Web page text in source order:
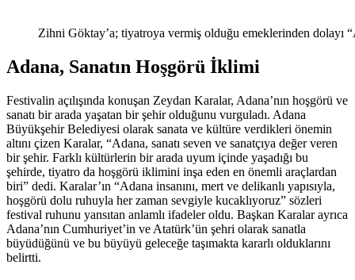
Zihni Göktay’a; tiyatroya vermiş olduğu emeklerinden dolayı
Adana, Sanatın Hoşgörü İklimi
Festivalin açılışında konuşan Zeydan Karalar, Adana’nın hoşgörü ve
sanatı bir arada yaşatan bir şehir olduğunu vurguladı. Adana
Büyükşehir Belediyesi olarak sanata ve kültüre verdikleri önemin
altını çizen Karalar, “Adana, sanatı seven ve sanatçıya değer veren
bir şehir. Farklı kültürlerin bir arada uyum içinde yaşadığı bu
şehirde, tiyatro da hoşgörü iklimini inşa eden en önemli araçlardan
biri” dedi. Karalar’ın “Adana insanını, mert ve delikanlı yapısıyla,
hoşgörü dolu ruhuyla her zaman sevgiyle kucaklıyoruz” sözleri
festival ruhunu yansıtan anlamlı ifadeler oldu. Başkan Karalar ayrıca
Adana’nın Cumhuriyet’in ve Atatürk’ün şehri olarak sanatla
büyüdüğünü ve bu büyüyü geleceğe taşımakta kararlı olduklarını
belirtti.